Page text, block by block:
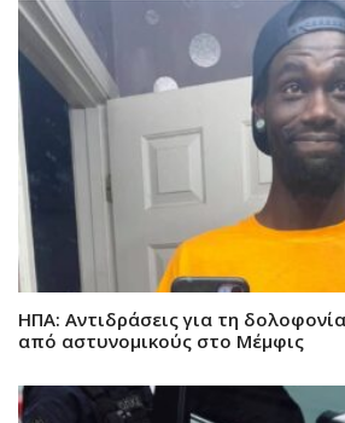
ΗΠΑ: Αντιδράσεις για τη
από αστυνομικούς στο Μέμφις